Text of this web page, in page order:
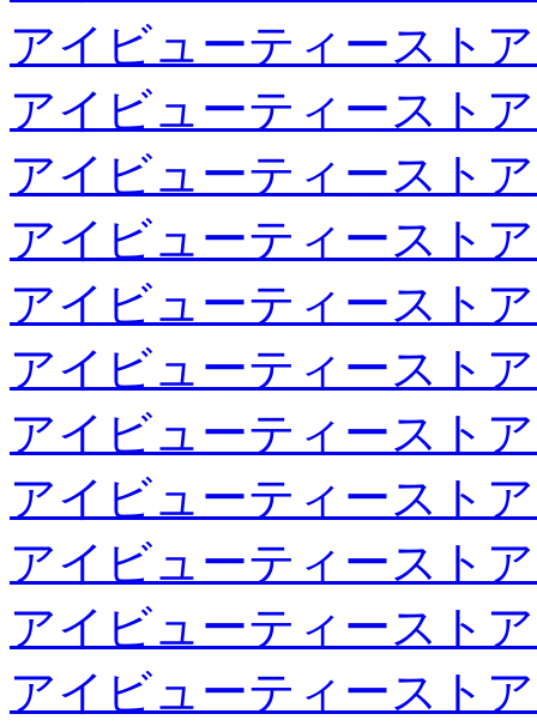
アイビューティースト
アイビューティースト
アイビューティースト
アイビューティースト
アイビューティースト
アイビューティースト
アイビューティースト
アイビューティースト
アイビューティースト
アイビューティースト
アイビューティースト